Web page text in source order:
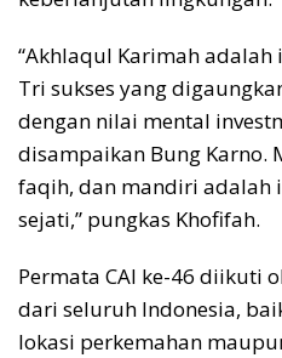
“Akhlaqul Karimah
Tri sukses yang
dengan nilai mental
disampaikan Bung Karno.
faqih, dan mandiri adalah
sejati,” pungkas Khofifah.
Permata CAI ke-46 diikuti
dari seluruh Indonesia,
lokasi perkemahan